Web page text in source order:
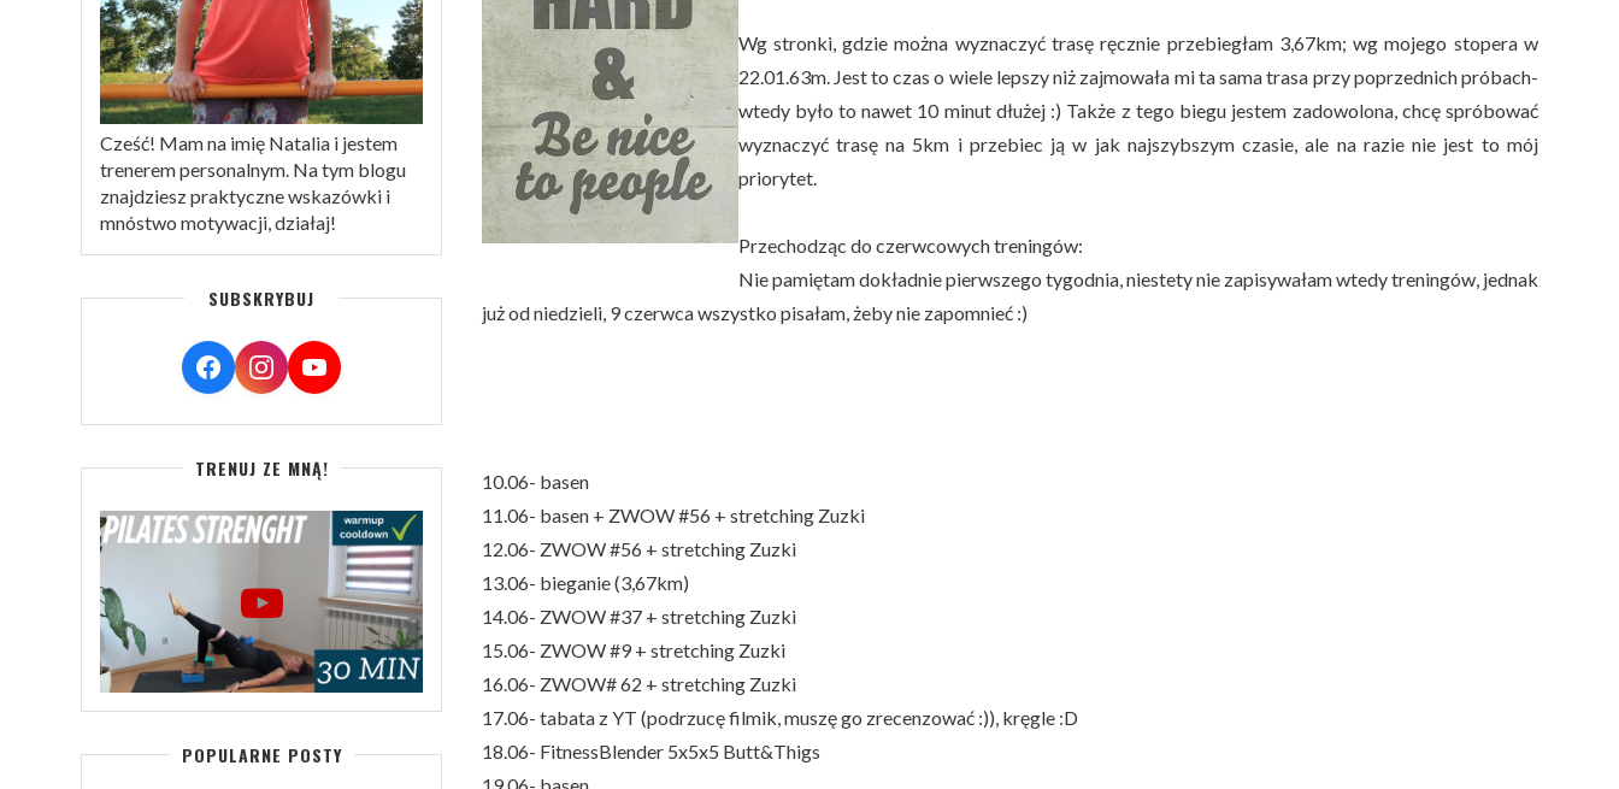
Wg stronki, gdzie można wyznaczyć trasę ręcznie przebiegłam 3,67km; wg mojego stopera w
22.01.63m. Jest to czas o wiele lepszy niż zajmowała mi ta sama trasa przy poprzednich próbach-
wtedy było to nawet 10 minut dłużej :) Także z tego biegu jestem zadowolona, chcę spróbować
wyznaczyć trasę na 5km i przebiec ją w jak najszybszym czasie, ale na razie nie jest to mój
priorytet.
Przechodząc do czerwcowych treningów:
Nie pamiętam dokładnie pierwszego tygodnia, niestety nie zapisywałam wtedy treningów, jednak
już od niedzieli, 9 czerwca wszystko pisałam, żeby nie zapomnieć :)
10.06- basen
11.06- basen + ZWOW #56 + stretching Zuzki
12.06- ZWOW #56 + stretching Zuzki
13.06- bieganie (3,67km)
14.06- ZWOW #37 + stretching Zuzki
15.06- ZWOW #9 + stretching Zuzki
16.06- ZWOW# 62 + stretching Zuzki
17.06- tabata z YT (podrzucę filmik, muszę go zrecenzować :)), kręgle :D
18.06- FitnessBlender 5x5x5 Butt&Thigs
Cześć! Mam na imię Natalia i jestem
trenerem personalnym. Na tym blogu
znajdziesz praktyczne wskazówki i
mnóstwo motywacji, działaj!
SUBSKRYBUJ
TRENUJ ZE MNĄ!
POPULARNE POSTY